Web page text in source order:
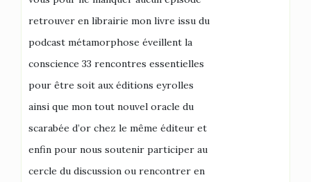
retrouver en librairie mon livre issu du
podcast métamorphose éveillent la
conscience 33 rencontres essentielles
pour être soit aux éditions eyrolles
ainsi que mon tout nouvel oracle du
scarabée d’or chez le même éditeur et
enfin pour nous soutenir participer au
cercle du discussion ou rencontrer en